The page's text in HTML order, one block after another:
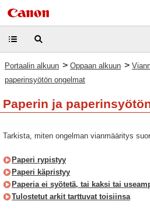
Portaalin alkuun > Oppaan alkuun >
paperinsyötön ongelmat
Paperin ja
Tarkista, miten ongelman vianmääritys
Paperi rypistyy
Paperi käpristyy
Paperia ei syötetä, tai kaksi tai
Tulostetut arkit tarttuvat toisiinsa